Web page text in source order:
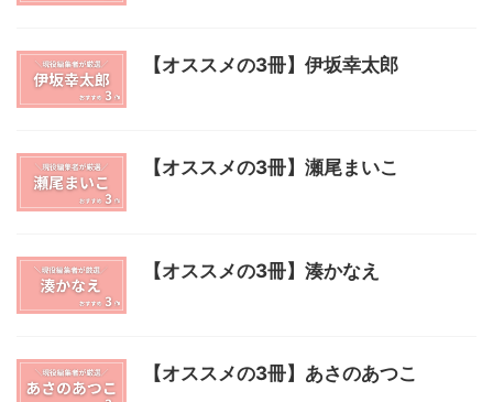
【オススメの3冊】伊坂幸太郎
【オススメの3冊】瀬尾まいこ
【オススメの3冊】湊かなえ
【オススメの3冊】あさのあつこ